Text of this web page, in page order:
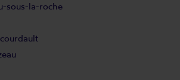
sous-la-roche